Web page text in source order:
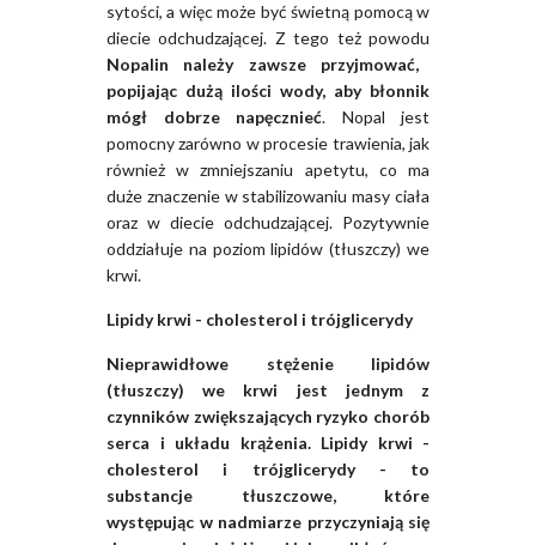
sytości, a więc może być świetną pomocą w
diecie odchudzającej. Z tego też powodu
Nopalin należy zawsze przyjmować,
popijając dużą ilości wody, aby błonnik
mógł dobrze napęcznieć. Nopal jest
pomocny zarówno w procesie trawienia, jak
również w zmniejszaniu apetytu, co ma
duże znaczenie w stabilizowaniu masy ciała
oraz w diecie odchudzającej. Pozytywnie
oddziałuje na poziom lipidów (tłuszczy) we
krwi.
Lipidy krwi - cholesterol i trójglicerydy
Nieprawidłowe stężenie lipidów
(tłuszczy) we krwi jest jednym z
czynników zwiększających ryzyko chorób
serca i układu krążenia. Lipidy krwi -
cholesterol i trójglicerydy - to
substancje tłuszczowe, które
występując w nadmiarze przyczyniają się